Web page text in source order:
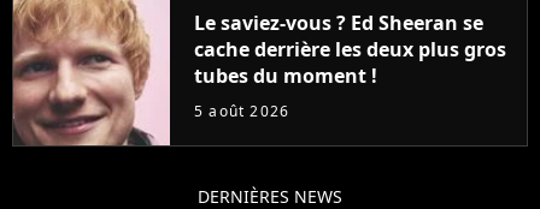
Le saviez-vous ? Ed Sheeran se
cache derrière les deux plus gros
tubes du moment !
5 août 2026
DERNIÈRES NEWS